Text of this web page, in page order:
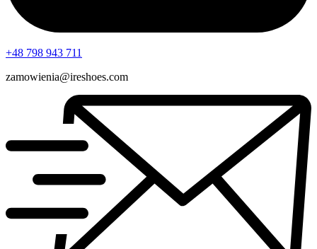
+48 798 943 711
zamowienia@ireshoes.com